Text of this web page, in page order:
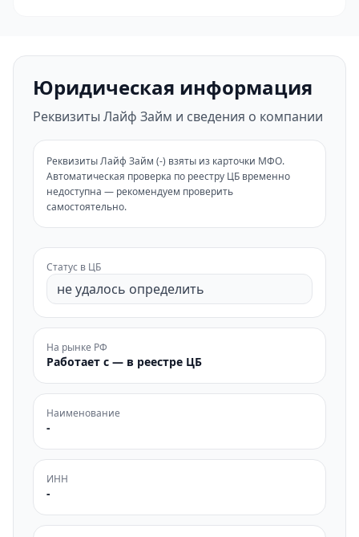
Юридическая информация
Реквизиты Лайф Займ и сведения о компании
Реквизиты Лайф Займ (-) взяты из карточки МФО.
Автоматическая проверка по реестру ЦБ временно
недоступна — рекомендуем проверить
самостоятельно.
Статус в ЦБ
не удалось определить
На рынке РФ
Работает с — в реестре ЦБ
Наименование
-
ИНН
-